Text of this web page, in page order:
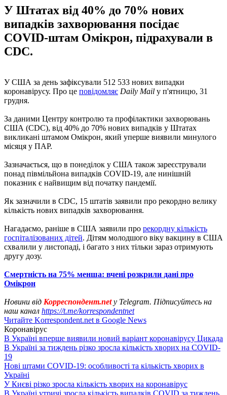
У Штатах від 40% до 70% нових
випадків захворювання посідає
COVID-штам Омікрон, підрахували в
CDC.
У США за день зафіксували 512 533 нових випадки
коронавірусу. Про це повідомляє Daily Mail у п'ятницю, 31
грудня.
За даними Центру контролю та профілактики захворювань
США (CDC), від 40% до 70% нових випадків у Штатах
викликані штамом Омікрон, який уперше виявили минулого
місяця у ПАР.
Зазначається, що в понеділок у США також зареєстрували
понад півмільйона випадків COVID-19, але нинішній
показник є найвищим від початку пандемії.
Як зазначили в CDC, 15 штатів заявили про рекордно велику
кількість нових випадків захворювання.
Нагадаємо, раніше в США заявили про рекордну кількість
госпіталізованих дітей. Дітям молодшого віку вакцину в США
схвалили у листопаді, і багато з них тільки зараз отримують
другу дозу.
Смертність на 75% менша: вчені розкрили дані про
Омікрон
Новини від Корреспондент.netу Telegram. Підписуйтесь на
наш канал https://t.me/korrespondentnet
Читайте Korrespondent.net в Google News
Коронавірус
В Україні вперше виявили новий варіант коронавірусу Цикада
В Україні за тиждень різко зросла кількість хворих на COVID-
19
Нові штами COVID-19: особливості та кількість хворих в
Україні
У Києві різко зросла кількість хворих на коронавірус
В Україні утричі зросла кількість випадків COVID за тиждень